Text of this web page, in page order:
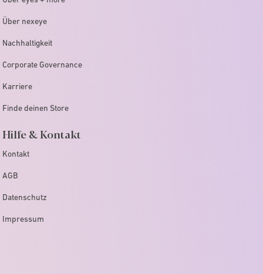
Über nexeye
Nachhaltigkeit
Corporate Governance
Karriere
Finde deinen Store
Hilfe & Kontakt
Kontakt
AGB
Datenschutz
Impressum